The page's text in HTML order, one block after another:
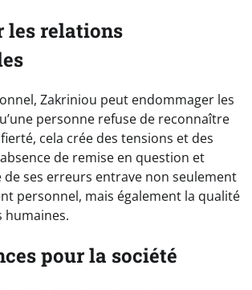
les relations
Zakriniou peut endommager les
personne refuse de reconnaître
cela crée des tensions et des
de remise en question et
de ses erreurs entrave non seulement
personnel, mais également la qualité
humaines.
pour la société